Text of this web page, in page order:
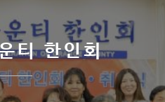
티 한인회